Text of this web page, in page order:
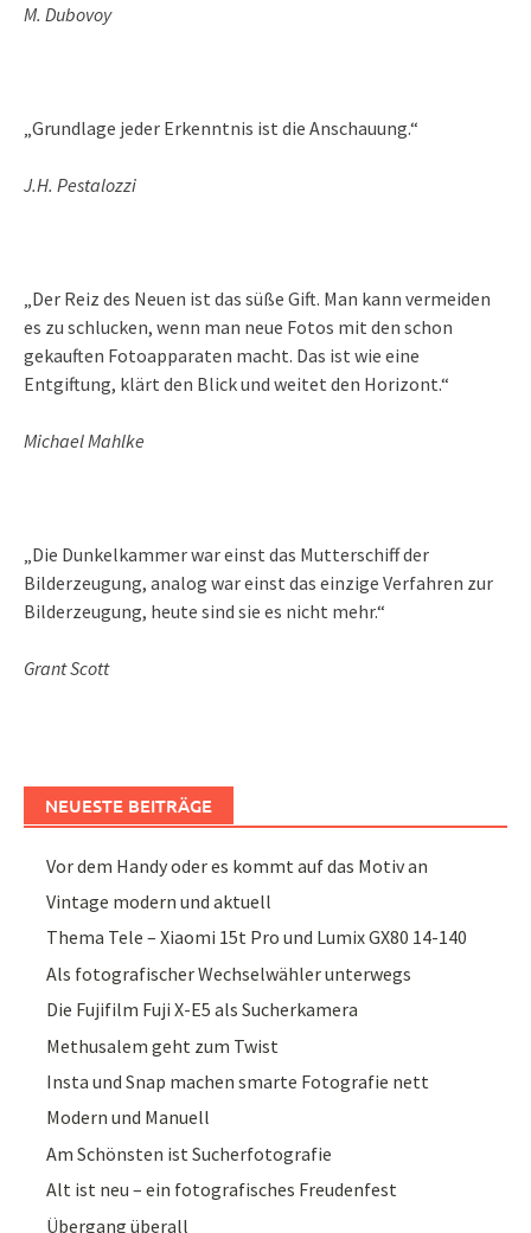
M. Dubovoy
„Grundlage jeder Erkenntnis ist die Anschauung.“
J.H. Pestalozzi
„Der Reiz des Neuen ist das süße Gift. Man kann vermeiden
es zu schlucken, wenn man neue Fotos mit den schon
gekauften Fotoapparaten macht. Das ist wie eine
Entgiftung, klärt den Blick und weitet den Horizont.“
Michael Mahlke
„Die Dunkelkammer war einst das Mutterschiff der
Bilderzeugung, analog war einst das einzige Verfahren zur
Bilderzeugung, heute sind sie es nicht mehr.“
Grant Scott
NEUESTE BEITRÄGE
Vor dem Handy oder es kommt auf das Motiv an
Vintage modern und aktuell
Thema Tele – Xiaomi 15t Pro und Lumix GX80 14-140
Als fotografischer Wechselwähler unterwegs
Die Fujifilm Fuji X-E5 als Sucherkamera
Methusalem geht zum Twist
Insta und Snap machen smarte Fotografie nett
Modern und Manuell
Am Schönsten ist Sucherfotografie
Alt ist neu – ein fotografisches Freudenfest
Übergang überall